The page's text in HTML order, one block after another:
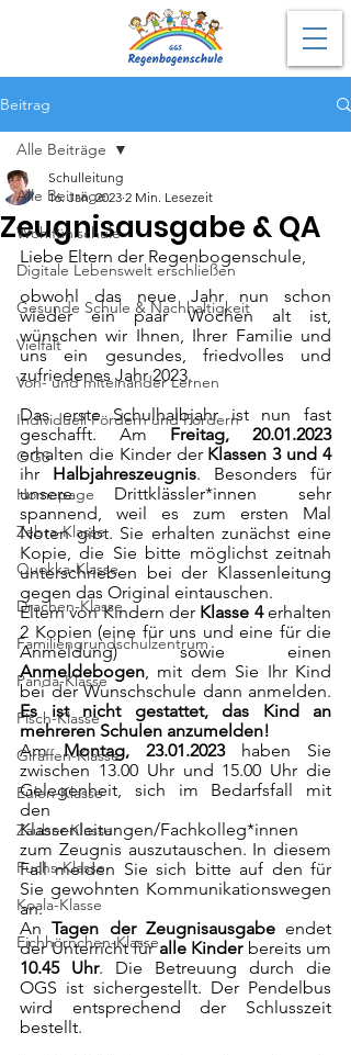
Beitrag
Alle Beiträge
Wohlfühlschule
Digitale Lebenswelt erschließen
Gesunde Schule & Nachhaltigkeit
Vielfalt
Von- und miteinander Lernen
Individuell Fördern und Fordern
OGS
Homepage
Zebra-Klasse
Quokka-Klasse
Drachen-Klasse
Familiengrundschulzentrum
Panda-Klasse
Fisch-Klasse
Giraffen-Klasse
Eulen-Klasse
Zauber-Klasse
Fuchs-Klasse
Koala-Klasse
Eichhörnchen-Klasse
Alle Beiträge
Zeugnisausgabe & QA
Schulleitung
16. Jan. 2023 2 Min. Lesezeit
Liebe Eltern der Regenbogenschule,
obwohl das neue Jahr nun schon
wieder ein paar Wochen alt ist,
wünschen wir Ihnen, Ihrer Familie und
uns ein gesundes, friedvolles und
zufriedenes Jahr 2023.
Das erste Schulhalbjahr ist nun fast
geschafft. Am Freitag, 20.01.2023
erhalten die Kinder der Klassen 3 und 4
ihr Halbjahreszeugnis. Besonders für
unsere Drittklässler*innen sehr
spannend, weil es zum ersten Mal
Noten gibt. Sie erhalten zunächst eine
Kopie, die Sie bitte möglichst zeitnah
unterschrieben bei der Klassenleitung
gegen das Original eintauschen.
Eltern von Kindern der Klasse 4 erhalten
2 Kopien (eine für uns und eine für die
Anmeldebogen, mit dem Sie Ihr Kind
Es ist nicht gestattet, das Kind an
mehreren Schulen anzumelden!
Am Montag, 23.01.2023 haben Sie
zwischen 13.00 Uhr und 15.00 Uhr die
Gelegenheit, sich im Bedarfsfall mit
den
Klassenleitungen/Fachkolleg*innen
zum Zeugnis auszutauschen. In diesem
Fall melden Sie sich bitte auf den für
Sie gewohnten Kommunikationswegen
an.
An Tagen der Zeugnisausgabe endet
der Unterricht für alle Kinder
10.45 Uhr. Die Betreuung durch die
OGS ist sichergestellt. Der Pendelbus
wird entsprechend der Schlusszeit
bestellt.